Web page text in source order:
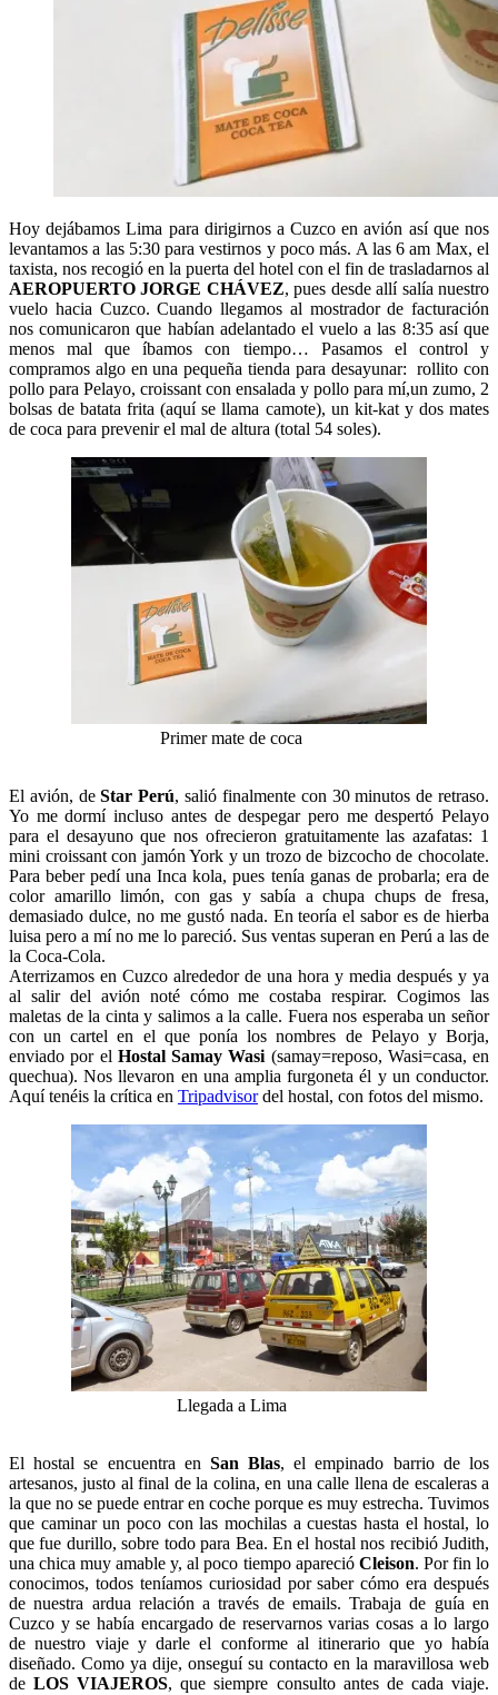
Hoy dejábamos Lima para dirigirnos a Cuzco en avión así que nos
levantamos a las 5:30 para vestirnos y poco más. A las 6 am Max, el
taxista, nos recogió en la puerta del hotel con el fin de trasladarnos al
AEROPUERTO JORGE CHÁVEZ, pues desde allí salía nuestro
vuelo hacia Cuzco. Cuando llegamos al mostrador de facturación
nos comunicaron que habían adelantado el vuelo a las 8:35 así que
menos mal que íbamos con tiempo… Pasamos el control y
compramos algo en una pequeña tienda para desayunar: rollito con
pollo para Pelayo, croissant con ensalada y pollo para mí,un zumo, 2
bolsas de batata frita (aquí se llama camote), un kit-kat y dos mates
de coca para prevenir el mal de altura (total 54 soles).
Primer mate de coca
El avión, deStar Perú, salió finalmente con 30 minutos de retraso.
Yo me dormí incluso antes de despegar pero me despertó Pelayo
para el desayuno que nos ofrecieron gratuitamente las azafatas: 1
mini croissant con jamón York y un trozo de bizcocho de chocolate.
Para beber pedí una Inca kola, pues tenía ganas de probarla; era de
color amarillo limón, con gas y sabía a chupa chups de fresa,
demasiado dulce, no me gustó nada. En teoría el sabor es de hierba
luisa pero a mí no me lo pareció. Sus ventas superan en Perú a las de
la Coca-Cola.
Aterrizamos en Cuzco alrededor de una hora y media después y ya
al salir del avión noté cómo me costaba respirar. Cogimos las
maletas de la cinta y salimos a la calle. Fuera nos esperaba un señor
con un cartel en el que ponía los nombres de Pelayo y Borja,
enviado por el Hostal Samay Wasi (samay=reposo, Wasi=casa, en
quechua). Nos llevaron en una amplia furgoneta él y un conductor.
Aquí tenéis la crítica en Tripadvisordel hostal, con fotos del mismo.
Llegada a Lima
El hostal se encuentra en San Blas, el empinado barrio de los
artesanos, justo al final de la colina, en una calle llena de escaleras a
la que no se puede entrar en coche porque es muy estrecha. Tuvimos
que caminar un poco con las mochilas a cuestas hasta el hostal, lo
que fue durillo, sobre todo para Bea. En el hostal nos recibió Judith,
una chica muy amable y, al poco tiempo apareció Cleison. Por fin lo
conocimos, todos teníamos curiosidad por saber cómo era después
de nuestra ardua relación a través de emails. Trabaja de guía en
Cuzco y se había encargado de reservarnos varias cosas a lo largo
de nuestro viaje y darle el conforme al itinerario que yo había
diseñado. Como ya dije, onseguí su contacto en la maravillosa web
deLOS VIAJEROS, que siempre consulto antes de cada viaje.